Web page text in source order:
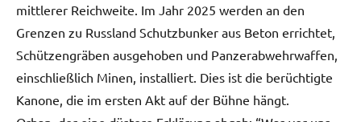
mittlerer Reichweite. Im Jahr 2025 werden an den
Grenzen zu Russland Schutzbunker aus Beton errichtet,
Schützengräben ausgehoben und Panzerabwehrwaffen,
einschließlich Minen, installiert. Dies ist die berüchtigte
Kanone, die im ersten Akt auf der Bühne hängt.